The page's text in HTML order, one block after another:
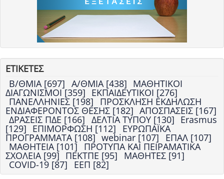
ΕΤΙΚΕΤΕΣ
Β/ΘΜΙΑ [697] Α/ΘΜΙΑ [438] ΜΑΘΗΤΙΚΟΙ
ΔΙΑΓΩΝΙΣΜΟΙ [359] ΕΚΠΑΙΔΕΥΤΙΚΟΙ [276]
ΠΑΝΕΛΛΗΝΙΕΣ [198] ΠΡΟΣΚΛΗΣΗ ΕΚΔΗΛΩΣΗ
ΕΝΔΙΑΦΕΡΟΝΤΟΣ ΘΕΣΗΣ [182] ΑΠΟΣΠΑΣΕΙΣ [167]
ΔΡΑΣΕΙΣ ΠΔΕ [166] ΔΕΛΤΙΑ ΤΥΠΟΥ [130] Erasmus
[129] ΕΠΙΜΟΡΦΩΣΗ [112] ΕΥΡΩΠΑΪΚΑ
ΠΡΟΓΡΑΜΜΑΤΑ [108] webinar [107] ΕΠΑΛ [107]
ΜΑΘΗΤΕΙΑ [101] ΠΡΟΤΥΠΑ ΚΑΙ ΠΕΙΡΑΜΑΤΙΚΑ
ΣΧΟΛΕΙΑ [99] ΠΕΚΤΠΕ [95] ΜΑΘΗΤΕΣ [91]
COVID-19 [87] ΕΕΠ [82]